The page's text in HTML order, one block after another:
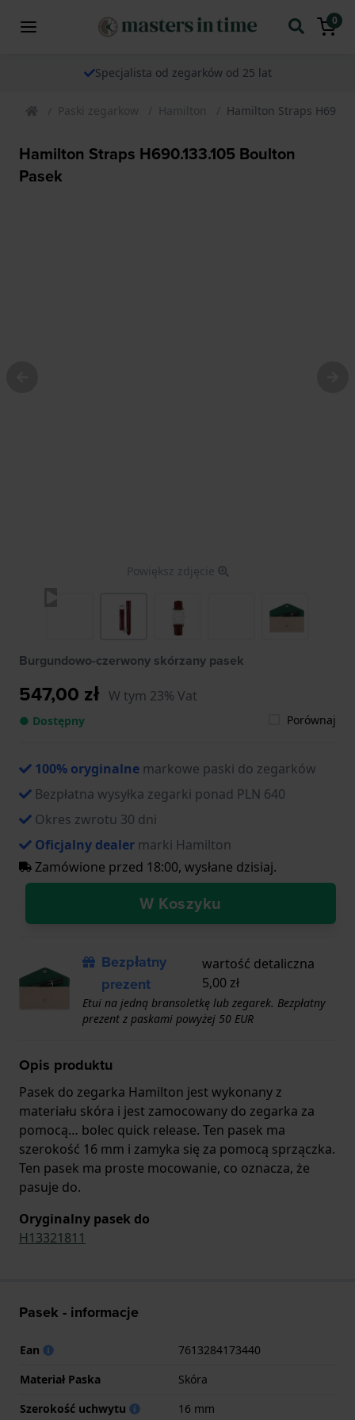
0
Specjalista od zegarków od 25 lat
Paski zegarkow Hamilton Hamilton Straps
Hamilton Straps H690.133.105 Boulton
Pasek
Powiększ zdjęcie
Burgundowo-czerwony skórzany pasek
547,00 zł W tym 23% Vat
● Dostępny Porównaj
100% oryginalne markowe paski do zegarków
Bezpłatna wysyłka zegarki ponad PLN 640
Okres zwrotu 30 dni
Oficjalny dealer marki Hamilton
Zamówione przed 18:00, wysłane dzisiaj.
W Koszyku
Bezpłatny
prezent
wartość detaliczna
5,00 zł
Etui na jedną bransoletkę lub zegarek. Bezpłatny
prezent z paskami powyżej 50 EUR
Opis produktu
Pasek do zegarka Hamilton jest wykonany z
materiału skóra i jest zamocowany do zegarka za
pomocą… bolec quick release. Ten pasek ma
szerokość 16 mm i zamyka się za pomocą sprzączka.
Ten pasek ma proste mocowanie, co oznacza, że
pasuje do.
Oryginalny pasek do
H13321811
Pasek - informacje
Ean
7613284173440
Materiał Paska
Skóra
Szerokość uchwytu
16 mm